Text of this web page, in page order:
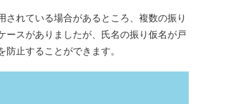
れている場合があるところ、複数の振り
ースがありましたが、氏名の振り仮名が戸
止することができます。